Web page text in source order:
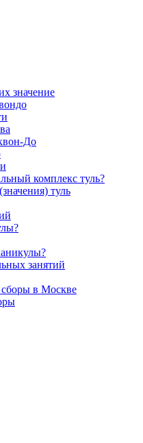
значение
До
комплекс туль?
туль
занятий
в Москве